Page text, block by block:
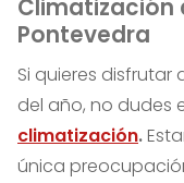
Climatización
Pontevedra
Si quieres
del año, no dudes
climatización.
única